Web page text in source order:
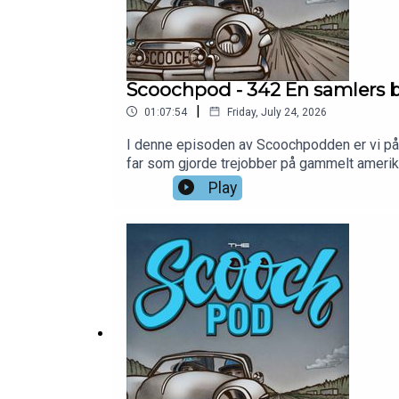
Scoochpod - 342 En samlers
01:07:54 | Friday, July 24, 2026
I denne episoden av Scoochpodden er vi
far som gjorde trejobber på gammelt
spor. Drømmen om å sette biler på rad
overvekt av fransk og italiensk, men også
opphav fra både Aalholm
god, men én ting bør du aldri by ham på:
https://www.patreon.com/scoochpodFølg
https://www.instagram.com/scoochpod/
Play